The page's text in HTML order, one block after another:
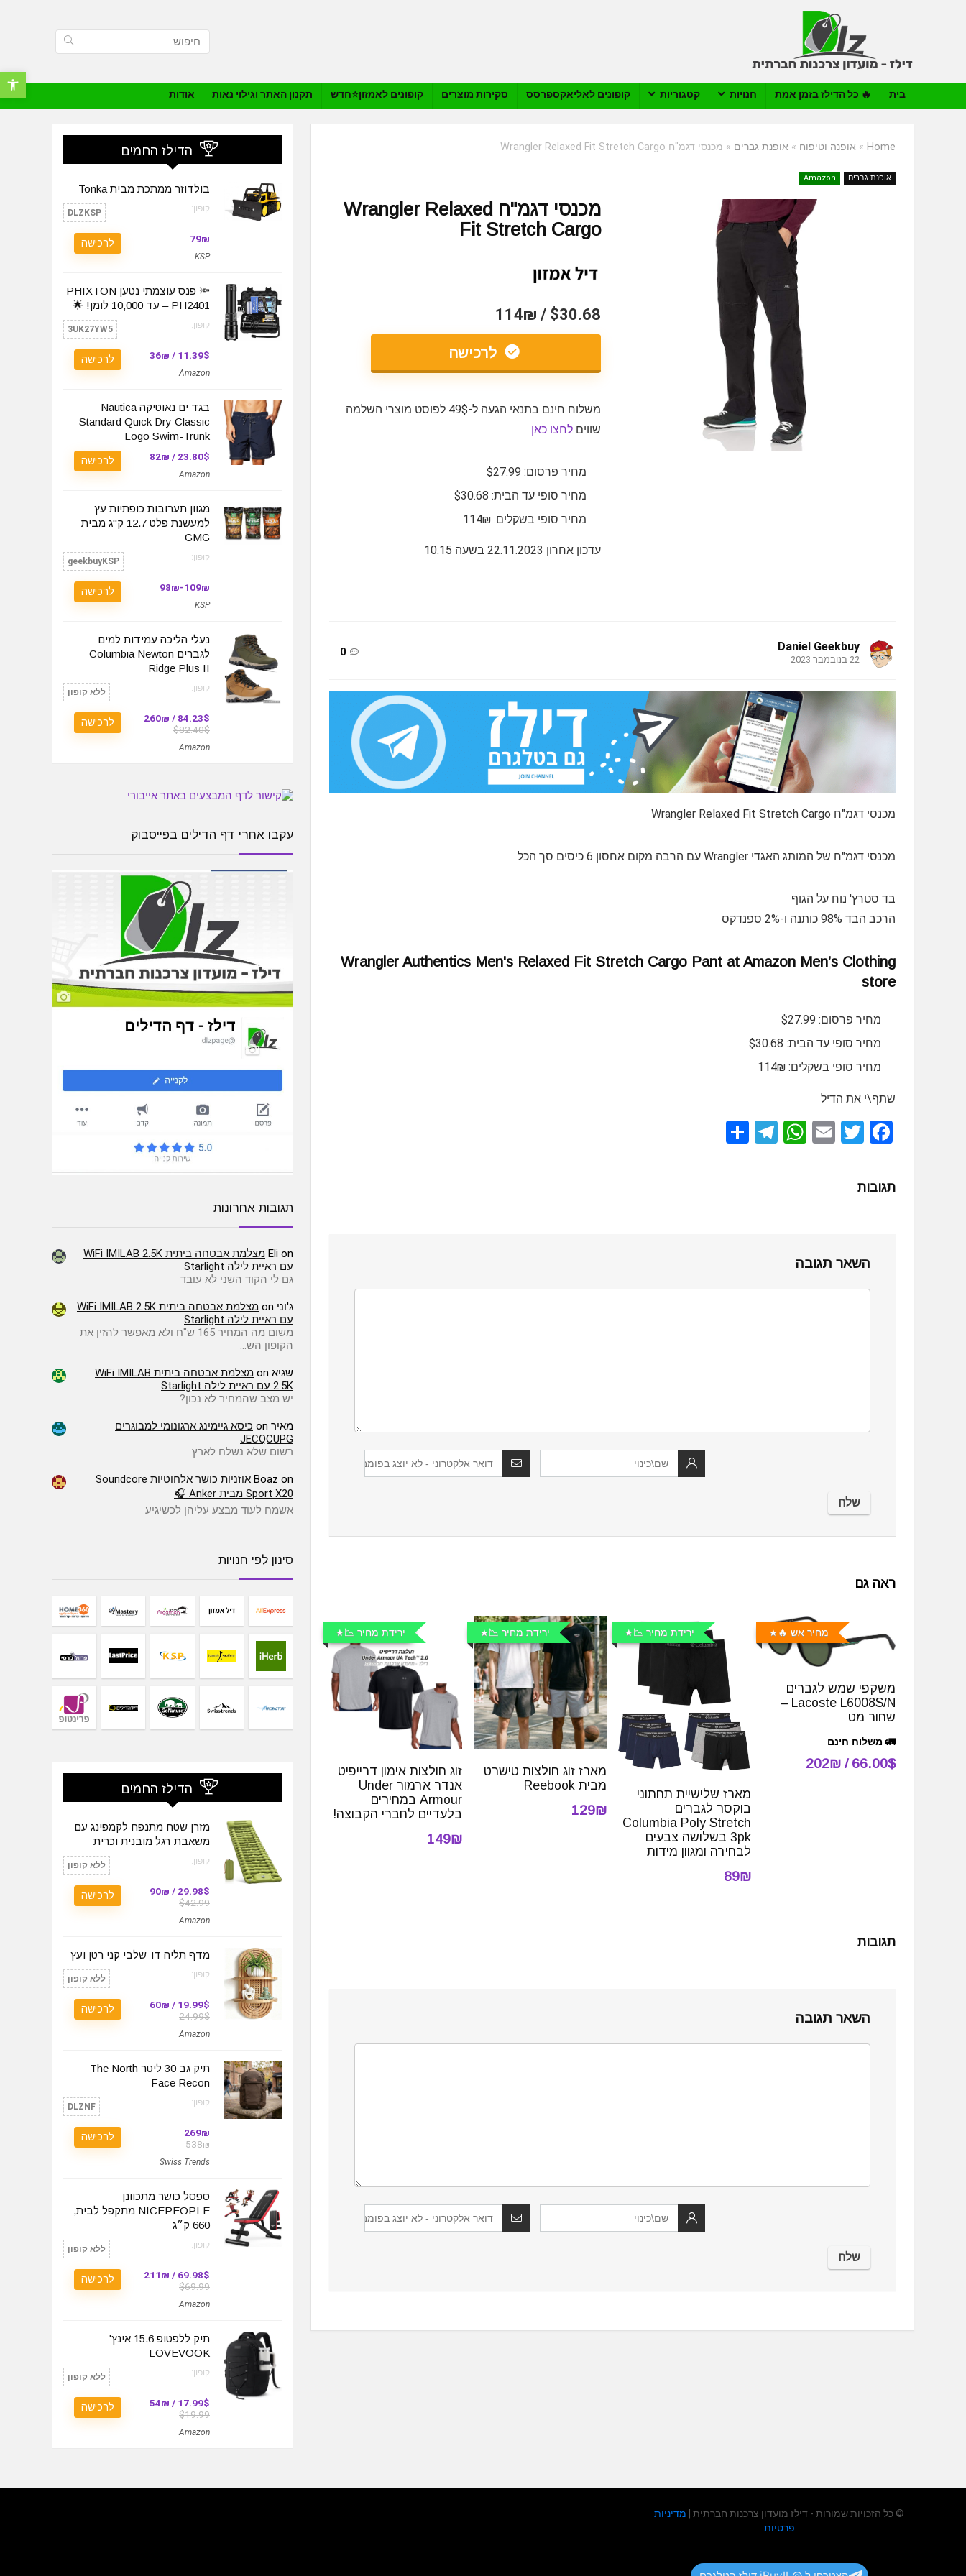
פתח
בית 🔥 כל הדילז בזמן אמת חנויות קטגוריות קופונים לאליאקספרסס סקירות מוצרים קופונים לאמזון⭐️חדש תקנון האתר וגילוי נאות אודות
Home
» אופנה וטיפוח » אופנת גברים » מכנסי דגמ"ח Wrangler Relaxed Fit Stretch Cargo
אופנת גברים Amazon
מכנסי דגמ"ח Wrangler Relaxed
Fit Stretch Cargo
$30.68 / 114₪
לרכישה
משלוח חינם בתנאי הגעה ל-49$ לפוסט מוצרי השלמה
שווים לחצו כאן
מחיר פרסום: $27.99
מחיר סופי עד הבית: $30.68
מחיר סופי בשקלים: 114₪
עדכון אחרון 22.11.2023 בשעה 10:15
Daniel Geekbuy
22 בנובמבר 2023
0
מכנסי דגמ"ח Wrangler Relaxed Fit Stretch Cargo
מכנסי דגמ"ח של המותג האגדי Wrangler עם הרבה מקום אחסון 6 כיסים סך הכל
בד סטרץ' נוח על הגוף
הרכב הבד 98% כותנה ו-2% ספנדקס
Wrangler Authentics Men's Relaxed Fit Stretch Cargo Pant at Amazon Men’s Clothing
store
מחיר פרסום: $27.99
מחיר סופי עד הבית: $30.68
מחיר סופי בשקלים: 114₪
שתף\י את הדיל
F
ce
b
k
T
E
W
T
תגובות
השאר תגובה
ראה גם
מחיר אש 🔥
משקפי שמש לגברים
Lacoste L6008S/N –
שחור מט
🚛 משלוח חינם
66.00$ / 202₪
ירידת מחיר 📉
מארז שלישיית תחתוני
בוקסר לגברים
Columbia Poly Stretch
3pk בשלושה צבעים
לבחירה ומגוון מידות
89₪
ירידת מחיר 📉
מארז זוג חולצות טישרט
מבית Reebook
129₪
ירידת מחיר 📉
זוג חולצות אימון דרייפיט
אנדר ארמור Under
Armour במחירים
בלעדיים לחברי הקבוצה!
149₪
תגובות
השאר תגובה
הדילז החמים
בולדוזר ממתכת מבית Tonka
קופון: DLZKSP
79₪
KSP
לרכישה
🔦 פנס עוצמתי נטען PHIXTON
PH2401 – עד 10,000 לומן! 🌟
קופון: 3UK27YW5
11.39$ / 36₪
Amazon
לרכישה
בגד ים נאוטיקה Nautica
Standard Quick Dry Classic
Logo Swim-Trunk
23.80$ / 82₪
Amazon
לרכישה
מגוון תערובות כופתיות עץ
למעשנת פלט 12.7 ק"ג מבית
GMG
קופון: geekbuyKSP
109₪-98₪
KSP
לרכישה
נעלי הליכה עמידות למים
לגברים Columbia Newton
Ridge Plus II
קופון: ללא קופון
84.23$ / 260₪
$82.40$
Amazon
לרכישה
עקבו אחרי דף הדילים בפייסבוק
תגובות אחרונות
Eli on
מצלמת אבטחה ביתית WiFi IMILAB 2.5K
עם ראיית לילה Starlight
גם לי הקוד השני לא עובד
ג'וני on
מצלמת אבטחה ביתית WiFi IMILAB 2.5K
עם ראיית לילה Starlight
משום מה המחיר 165 ש"ח ולא מאפשר להזין את
הקופון הש…
שגיא on
מצלמת אבטחה ביתית WiFi IMILAB
2.5K עם ראיית לילה Starlight
יש מצב שהמחיר לא נכון?
מאיר on כיסא גיימינג ארגונומי למבוגרים
JECQCUPG
רשום שלא נשלח לארץ
Boaz on
אוזניות כושר אלחוטיות Soundcore
Sport X20 מבית Anker 🎧
אשמח לעוד מבצע עליהן לכשיגיע
סינון לפי חנויות
הדילז החמים
מזרן שטח מתנפח לקמפינג עם
משאבת רגל מובנית וכרית
קופון: ללא קופון
29.98$ / 90₪
$42.99
Amazon
לרכישה
מדף תליה דו-שלבי קני רטן ועץ
קופון: ללא קופון
19.99$ / 60₪
24.99$
Amazon
לרכישה
תיק גב 30 ליטר The North
Face Recon
קופון: DLZNF
269₪
538₪
Swiss Trends
לרכישה
ספסל כושר מתכוונן
NICEPEOPLE מתקפל לבית,
660 ק״ג
קופון: ללא קופון
69.98$ / 211₪
$69.99
Amazon
לרכישה
תיק ללפטופ 15.6 אינץ'
LOVEVOOK
קופון: ללא קופון
17.99$ / 54₪
$19.99
Amazon
לרכישה
© כל הזכויות שמורות - דילז מועדון צרכנות חברתית | מדיניות
פרטיות